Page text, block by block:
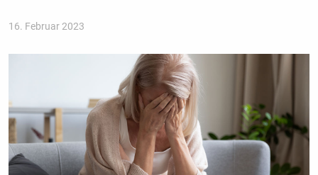
16. Februar 2023